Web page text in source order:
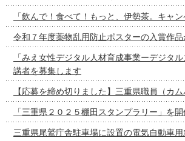
「飲んで！食べて！もっと、伊勢茶。キャ
令和７年度薬物乱用防止ポスターの入賞作
「みえ女性デジタル人材育成事業ーデジタ
講者を募集します
【応募を締め切りました】三重県職員（カ
「三重県２０２５棚田スタンプラリー」を
三重県尾鷲庁舎駐車場に設置の電気自動車